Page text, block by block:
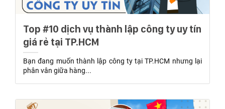
Top #10 dịch vụ thành lập công ty uy tín
giá rẻ tại TP.HCM
Bạn đang muốn thành lập công ty tại TP.HCM nhưng lại
phân vân giữa hàng...